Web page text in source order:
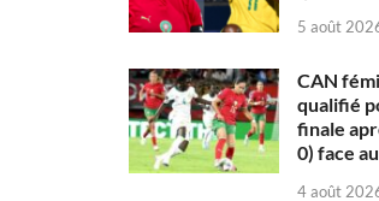
5 août
CAN
qualifié
finale
0) face
4 août